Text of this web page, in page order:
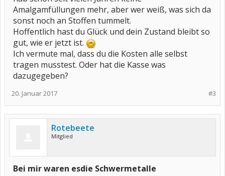
Amalgamfüllungen mehr, aber wer weiß, was sich da
sonst noch an Stoffen tummelt.
Hoffentlich hast du Glück und dein Zustand bleibt so
gut, wie er jetzt ist.
Ich vermute mal, dass du die Kosten alle selbst
tragen musstest. Oder hat die Kasse was
dazugegeben?
#3
20. Januar 2017
Rotebeete
Mitglied
Bei mir waren esdie Schwermetalle